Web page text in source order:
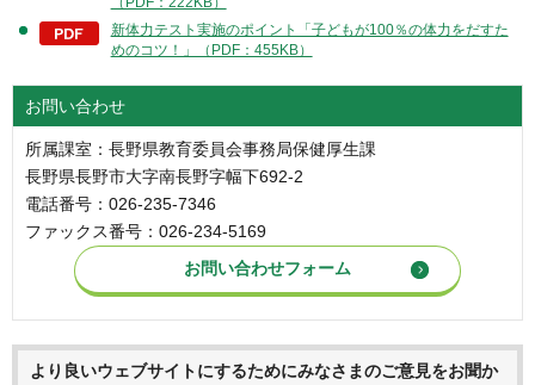
新体力テスト実施のポイント「子どもが100％の体力をだすた
めのコツ！」（PDF：455KB）
お問い合わせ
所属課室：長野県教育委員会事務局保健厚生課
長野県長野市大字南長野字幅下692-2
電話番号：026-235-7346
ファックス番号：026-234-5169
より良いウェブサイトにするためにみなさまのご意見をお聞か